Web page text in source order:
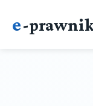
e-